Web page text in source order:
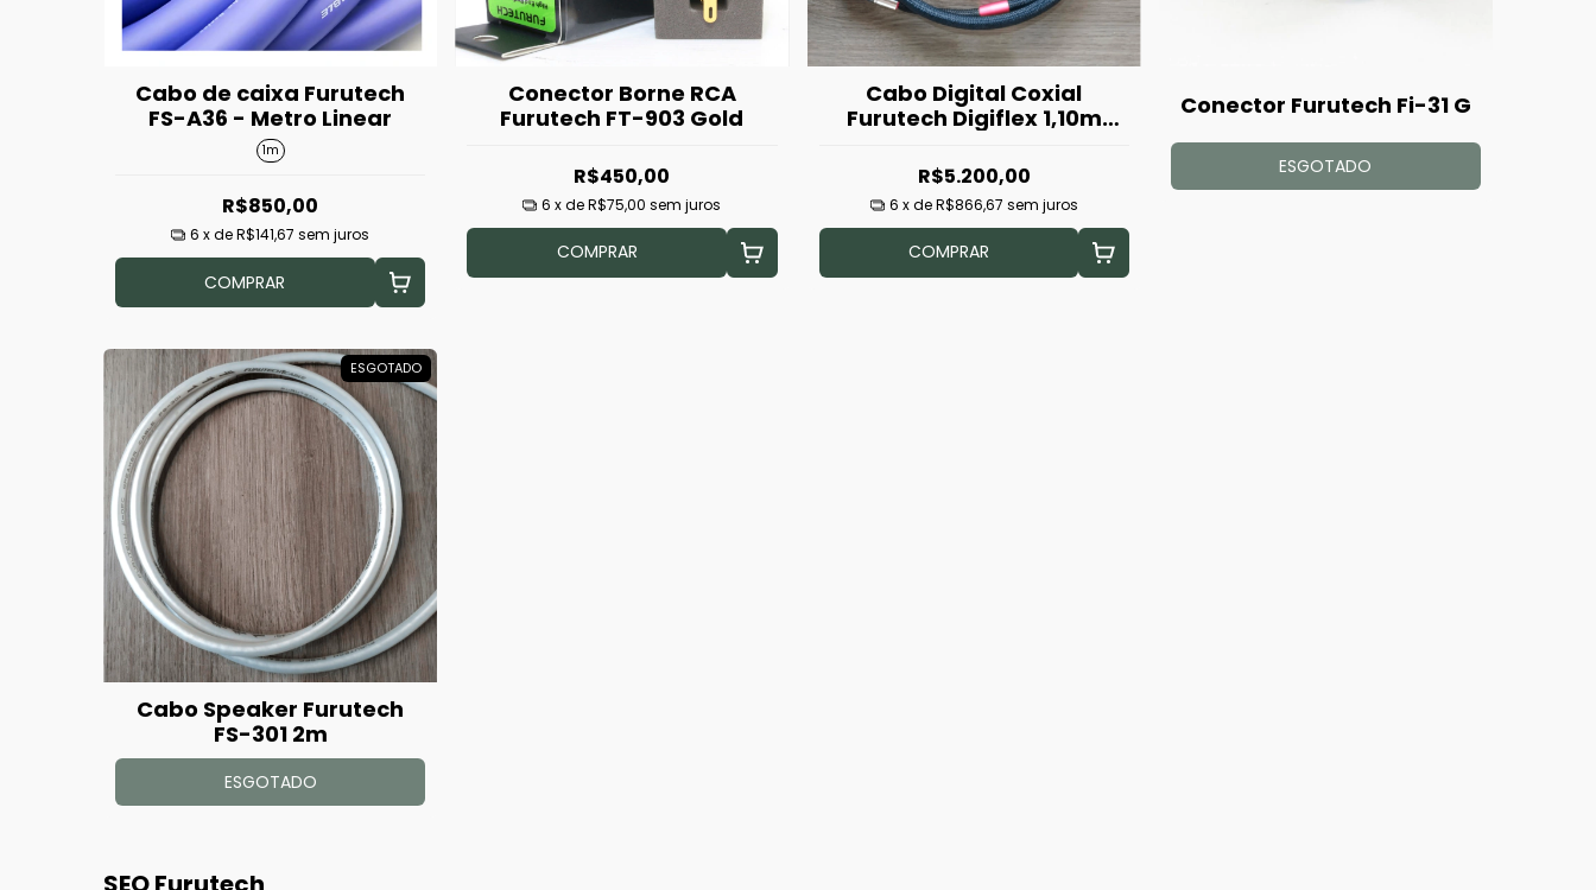
Cabo de caixa Furutech
FS-A36 - Metro Linear
1m
R$850,00
6 x deR$141,67 sem juros
COMPRAR
Conector Borne RCA
Furutech FT-903 Gold
R$450,00
6 x deR$75,00 sem juros
COMPRAR
Cabo Digital Coxial
Furutech Digiflex 1,10m
R$5.200,00
6 x deR$866,67 sem juros
COMPRAR
Conector Furutech Fi-31 G
ESGOTADO
ESGOTADO
Cabo Speaker Furutech
FS-301 2m
ESGOTADO